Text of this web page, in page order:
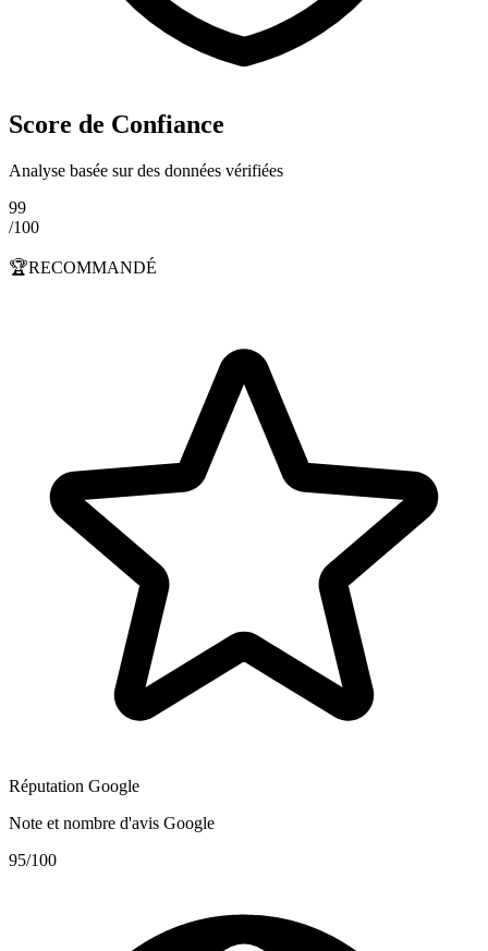
Score de Confiance
Analyse basée sur des données vérifiées
99
/100
🏆RECOMMANDÉ
Réputation Google
Note et nombre d'avis Google
95/100